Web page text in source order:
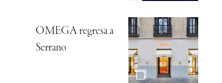
OMEGA regresa a
Serrano